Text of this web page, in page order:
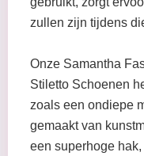
zullen zijn tijdens
Onze Samantha
Stiletto Schoenen
zoals een ondiepe
gemaakt van
een superhoge